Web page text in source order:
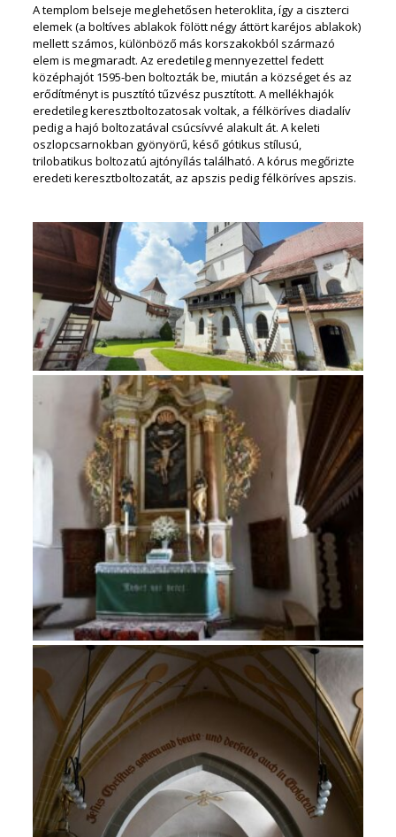
A templom belseje meglehetősen heteroklita, így a ciszterci
elemek (a boltíves ablakok fölött négy áttört karéjos ablakok)
mellett számos, különböző más korszakokból származó
elem is megmaradt. Az eredetileg mennyezettel fedett
középhajót 1595-ben boltozták be, miután a községet és az
erődítményt is pusztító tűzvész pusztított. A mellékhajók
eredetileg keresztboltozatosak voltak, a félköríves diadalív
pedig a hajó boltozatával csúcsívvé alakult át. A keleti
oszlopcsarnokban gyönyörű, késő gótikus stílusú,
trilobatikus boltozatú ajtónyílás található. A kórus megőrizte
eredeti keresztboltozatát, az apszis pedig félköríves apszis.